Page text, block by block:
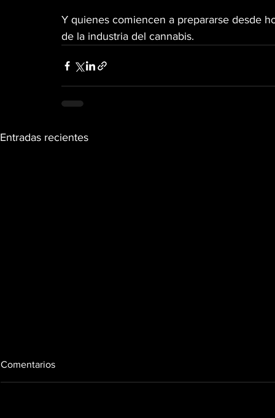
Y quienes comiencen a prepararse desde
de la industria del cannabis.
Entradas recientes
Comentarios